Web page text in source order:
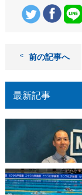
前の記事へ
最新記事